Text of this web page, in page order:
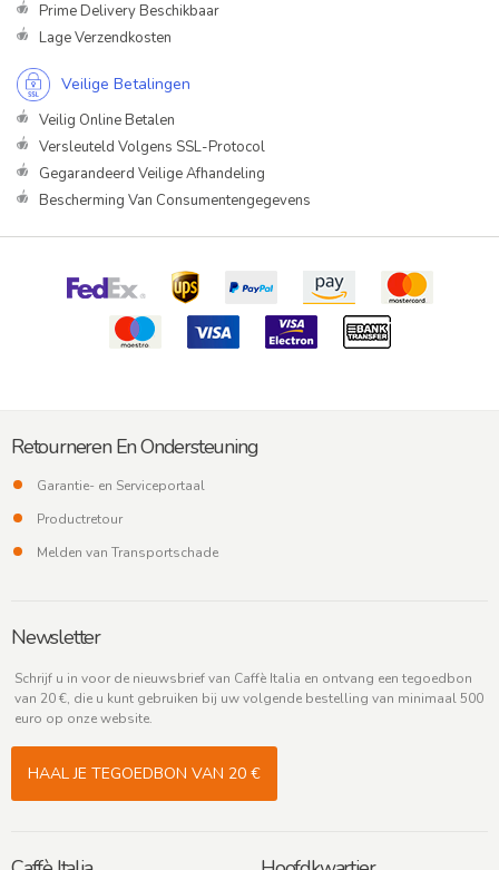
Prime Delivery Beschikbaar
Lage Verzendkosten
Veilige Betalingen
Veilig Online Betalen
Versleuteld Volgens SSL-Protocol
Gegarandeerd Veilige Afhandeling
Bescherming Van Consumentengegevens
Retourneren En Ondersteuning
Garantie- en Serviceportaal
Productretour
Melden van Transportschade
Newsletter
Schrijf u in voor de nieuwsbrief van Caffè Italia en ontvang een tegoedbon
van 20 €, die u kunt gebruiken bij uw volgende bestelling van minimaal 500
euro op onze website.
HAAL JE TEGOEDBON VAN 20 €